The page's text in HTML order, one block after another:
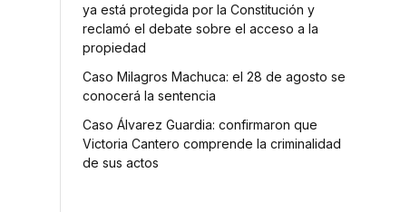
ya está protegida por la Constitución y
reclamó el debate sobre el acceso a la
propiedad
Caso Milagros Machuca: el 28 de agosto se
conocerá la sentencia
Caso Álvarez Guardia: confirmaron que
Victoria Cantero comprende la criminalidad
de sus actos